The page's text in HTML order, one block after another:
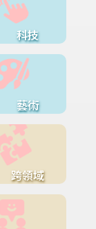
科技
藝術
跨領域